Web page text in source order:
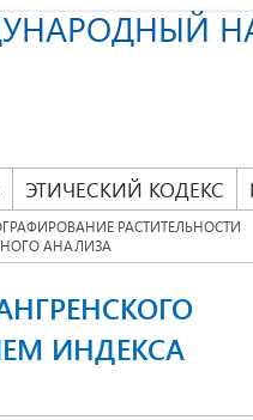
ЭТИЧЕСКИЙ КОДЕКС
РАСТИТЕЛЬНОСТИ
АНАЛИЗА
ИНДЕКСА